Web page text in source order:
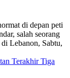
Terakhir Tiga